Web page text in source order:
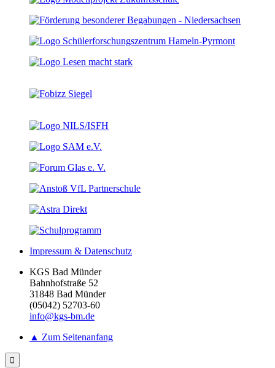
Impressum & Datenschutz
KGS Bad Münder
Bahnhofstraße 52
31848 Bad Münder
(05042) 52703-60
info@kgs-bm.de
▲ Zum Seitenanfang
